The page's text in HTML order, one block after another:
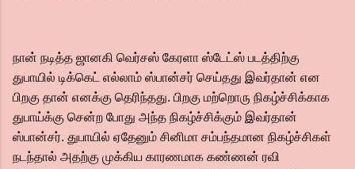
நான் நடித்த ஜானகி வெர்சஸ் கேரளா ஸ்டேட்ஸ் படத்திற்கு
துபாயில் டிக்கெட் எல்லாம் ஸ்பான்சர் செய்தது இவர்தான் என
பிறகு தான் எனக்கு தெரிந்தது. பிறகு மற்றொரு நிகழ்ச்சிக்காக
துபாய்க்கு சென்ற போது அந்த நிகழ்ச்சிக்கும் இவர்தான்
ஸ்பான்சர். துபாயில் ஏதேனும் சினிமா சம்பந்தமான நிகழ்ச்சிகள்
நடந்தால் அதற்கு முக்கிய காரணமாக கண்ணன் ரவி